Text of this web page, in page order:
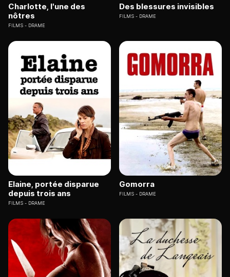
Charlotte, l'une des
nôtres
FILMS DRAME
Des blessures invisibles
FILMS DRAME
Elaine, portée disparue
depuis trois ans
FILMS DRAME
Gomorra
FILMS DRAME